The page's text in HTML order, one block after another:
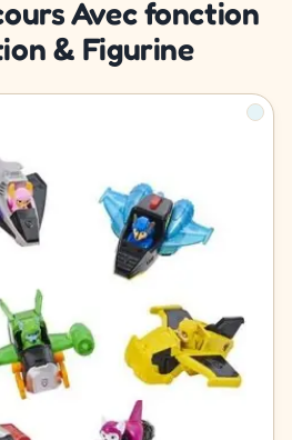
Avec fonction
& Figurine